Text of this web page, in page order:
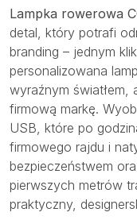
Lampka rowerowa
detal, który potrafi
branding – jednym
personalizowana
wyraźnym światłem,
firmową markę.
USB, które po
firmowego rajdu i
bezpieczeństwem
pierwszych metrów
praktyczny,